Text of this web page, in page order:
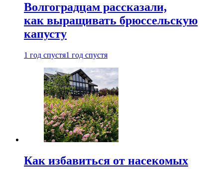
Волгоградцам рассказали,
как выращивать брюссельскую
капусту
1 год спустя1 год спустя
Как избавиться от насекомых